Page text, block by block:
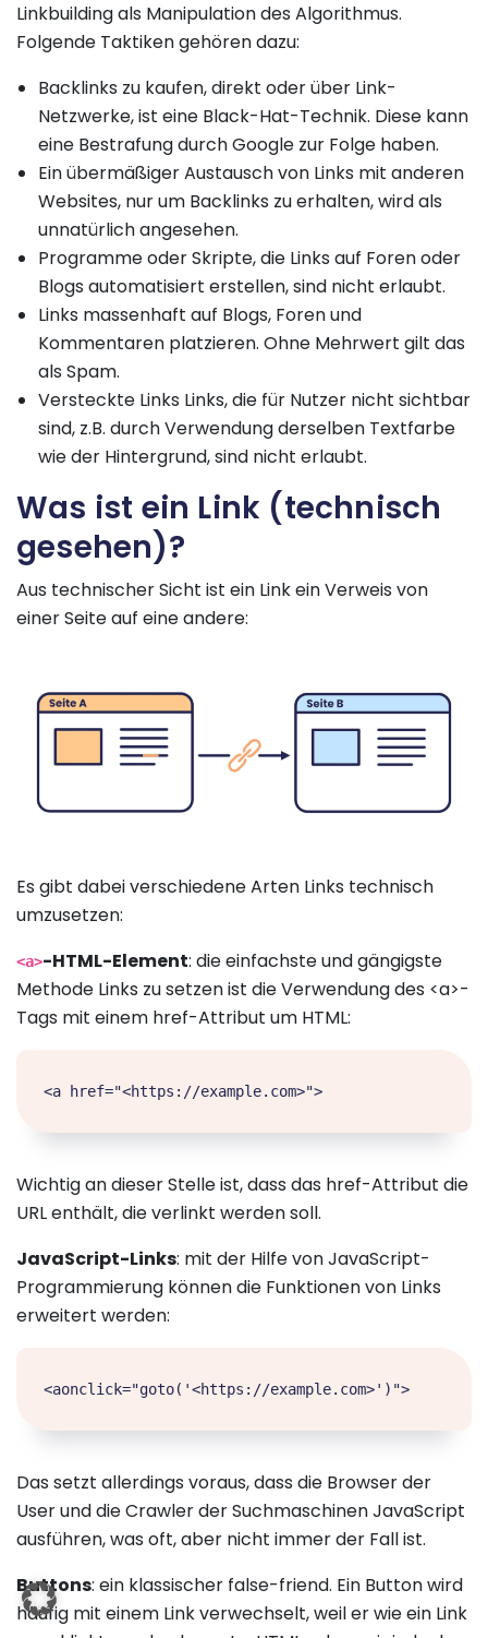
Linkbuilding als Manipulation des Algorithmus.
Folgende Taktiken gehören dazu:
Backlinks zu kaufen, direkt oder über Link-
Netzwerke, ist eine Black-Hat-Technik. Diese kann
eine Bestrafung durch Google zur Folge haben.
Ein übermäßiger Austausch von Links mit anderen
Websites, nur um Backlinks zu erhalten, wird als
unnatürlich angesehen.
Programme oder Skripte, die Links auf Foren oder
Blogs automatisiert erstellen, sind nicht erlaubt.
Links massenhaft auf Blogs, Foren und
Kommentaren platzieren. Ohne Mehrwert gilt das
als Spam.
Versteckte Links Links, die für Nutzer nicht sichtbar
sind, z.B. durch Verwendung derselben Textfarbe
wie der Hintergrund, sind nicht erlaubt.
Was ist ein Link (technisch
gesehen)?
Aus technischer Sicht ist ein Link ein Verweis von
einer Seite auf eine andere:
Es gibt dabei verschiedene Arten Links technisch
umzusetzen:
<a>-HTML-Element: die einfachste und gängigste
Methode Links zu setzen ist die Verwendung des <a>-
Tags mit einem href-Attribut um HTML:
Wichtig an dieser Stelle ist, dass das href-Attribut die
URL enthält, die verlinkt werden soll.
JavaScript-Links: mit der Hilfe von JavaScript-
Programmierung können die Funktionen von Links
erweitert werden:
Das setzt allerdings voraus, dass die Browser der
User und die Crawler der Suchmaschinen JavaScript
ausführen, was oft, aber nicht immer der Fall ist.
Buttons: ein klassischer false-friend. Ein Button wird
häufig mit einem Link verwechselt, weil er wie ein Link